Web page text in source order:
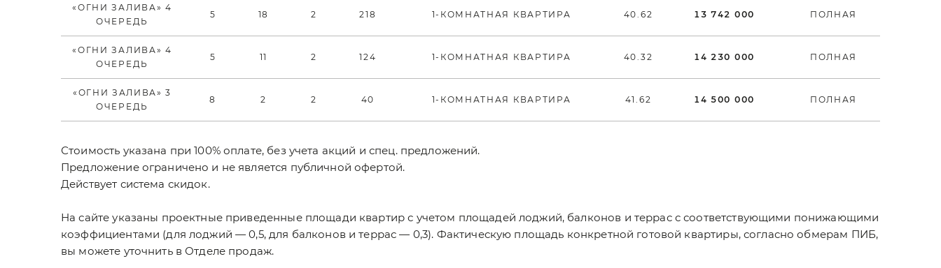
«ОГНИ ЗАЛИВА» 4
ОЧЕРЕДЬ
5 18 2 218 1-КОМНАТНАЯ КВАРТИРА 40.62 13 742 000 ПОЛНАЯ
«ОГНИ ЗАЛИВА» 4
ОЧЕРЕДЬ
5 11 2 124 1-КОМНАТНАЯ КВАРТИРА 40.32 14 230 000 ПОЛНАЯ
«ОГНИ ЗАЛИВА» 3
ОЧЕРЕДЬ
8 2 2 40 1-КОМНАТНАЯ КВАРТИРА 41.62 14 500 000 ПОЛНАЯ
Стоимость указана при 100% оплате, без учета акций и спец. предложений.
Предложение ограничено и не является публичной офертой.
Действует система скидок.
На сайте указаны проектные приведенные площади квартир с учетом площадей лоджий, балконов и террас с соответствующими понижающими
коэффициентами (для лоджий — 0,5, для балконов и террас — 0,3). Фактическую площадь конкретной готовой квартиры, согласно обмерам ПИБ,
вы можете уточнить в Отделе продаж.